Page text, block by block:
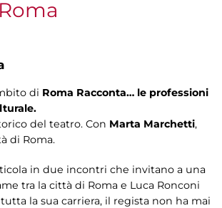
di Roma Racconta… le professioni
del teatro. Con Marta Marchetti,
di Roma.
in due incontri che invitano a una
tra la città di Roma e Luca Ronconi
tutta la sua carriera, il regista non ha mai